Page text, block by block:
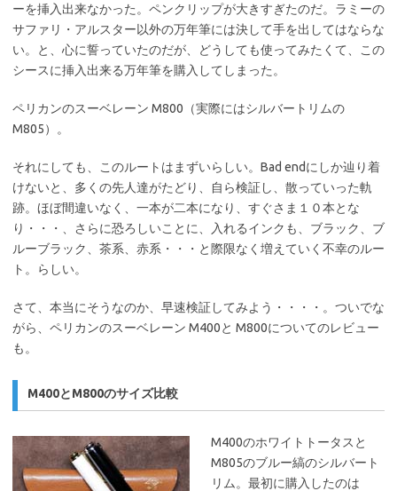
ーを挿入出来なかった。ペンクリップが大きすぎたのだ。ラミーの
サファリ・アルスター以外の万年筆には決して手を出してはならな
い。と、心に誓っていたのだが、どうしても使ってみたくて、この
シースに挿入出来る万年筆を購入してしまった。
ペリカンのスーベレーン M800（実際にはシルバートリムの
M805）。
それにしても、このルートはまずいらしい。Bad endにしか辿り着
けないと、多くの先人達がたどり、自ら検証し、散っていった軌
跡。ほぼ間違いなく、一本が二本になり、すぐさま１０本とな
り・・・、さらに恐ろしいことに、入れるインクも、ブラック、ブ
ルーブラック、茶系、赤系・・・と際限なく増えていく不幸のルー
ト。らしい。
さて、本当にそうなのか、早速検証してみよう・・・・。ついでな
がら、ペリカンのスーベレーン M400と M800についてのレビュー
も。
M400とM800のサイズ比較
M400のホワイトトータスと
M805のブルー縞のシルバート
リム。最初に購入したのは